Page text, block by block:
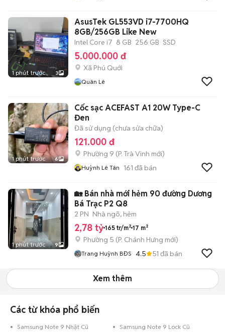
1 phút trước 3
AsusTek GL553VD i7-7700HQ
8GB/256GB Like New
Intel Core i7 8 GB 256 GB SSD
5.000.000 đ
Xã Phú Quới
Quân Lê
1 phút trước 6
Cốc sạc ACEFAST A1 20W Type-C
Đen
Đã sử dụng (chưa sửa chữa)
121.000 đ
Phường 9 (P. Trà Vinh mới)
Huỳnh Lê Tân 161 đã bán
1 phút trước 9
🏡 Bán nhà mới hẻm 90 đường Dương
Bá Trạc P2 Q8
2 PN Nhà ngõ, hẻm
2,78 tỷ 165 tr/m² 17 m²
Phường 5 (P. Chánh Hưng mới)
Trang Huỳnh BĐS 4.5 51 đã bán
Xem thêm
Các từ khóa phổ biến
Samsung Note 9 Nhật Cũ
Samsung Note 9 Lock Cũ